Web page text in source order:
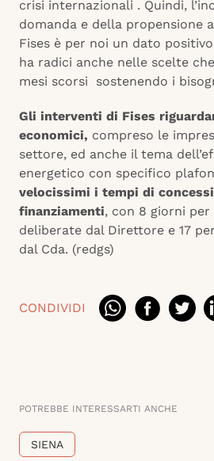
crisi internazionali . Quindi,
domanda e della propensione
Fises è per noi un dato
ha radici anche nelle scelte
mesi scorsi sostenendo i
Gli interventi di Fises
economici, compreso le
settore, ed anche il tema
energetico con specifico
velocissimi i tempi di
finanziamenti, con 8 giorni
deliberate dal Direttore e 17
dal Cda. (redgs)
CONDIVIDI
POTREBBE INTERESSARTI ANCHE
SIENA